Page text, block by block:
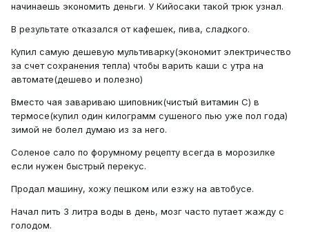
начинаешь экономить деньги. У Кийосаки такой трюк узнал.
В результате отказался от кафешек, пива, сладкого.
Купил самую дешевую мультиварку(экономит электричество
за счет сохранения тепла) чтобы варить каши с утра на
автомате(дешево и полезно)
Вместо чая завариваю шиповник(чистый витамин C) в
термосе(купил один килограмм сушеного пью уже пол года)
зимой не болел думаю из за него.
Cоленое сало по форумному рецепту всегда в морозилке
если нужен быстрый перекус.
Продал машину, хожу пешком или езжу на автобусе.
Начал пить 3 литра воды в день, мозг часто путает жажду с
голодом.